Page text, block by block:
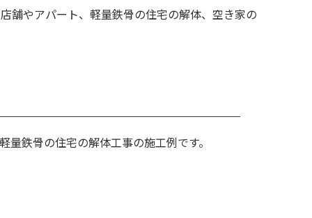
舗やアパート、軽量鉄骨の住宅の解体、空き家の
鉄骨の住宅の解体工事の施工例です。